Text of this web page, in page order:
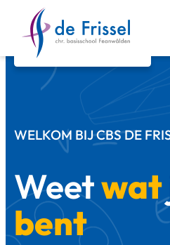
content
WELKOM BIJ CBS DE
Weetwat
bent